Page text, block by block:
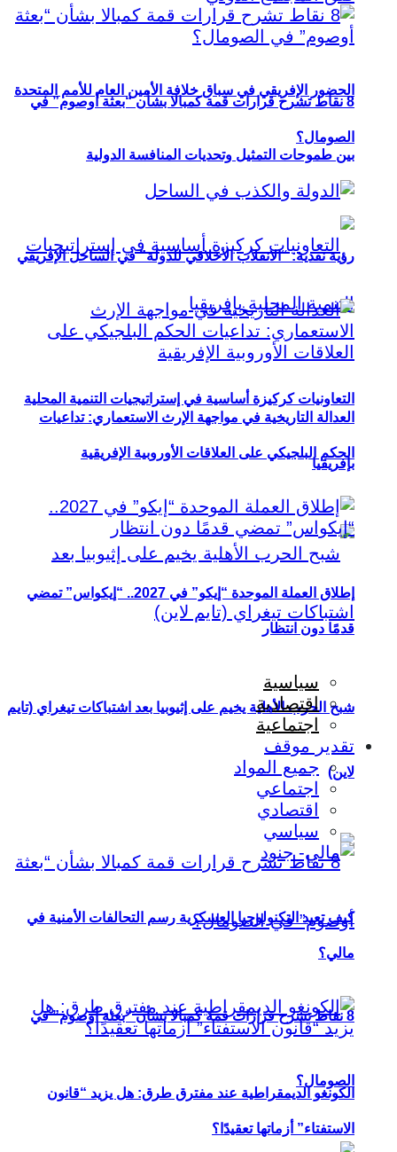
الحضور الإفريقي في سباق خلافة الأمين العام للأمم المتحدة
بين طموحات التمثيل وتحديات المنافسة الدولية
التعاونيات كركيزة أساسية في إستراتيجيات التنمية المحلية
بإفريقيا
شبح الحرب الأهلية يخيم على إثيوبيا بعد اشتباكات تيغراي (تايم
لاين)
8 نقاط تشرح قرارات قمة كمبالا بشأن “بعثة أوصوم” في
الصومال؟
8 نقاط تشرح قرارات قمة كمبالا بشأن “بعثة أوصوم” في
الصومال؟
رؤية نقدية: “الانقلاب الأخلاقي للدولة” في الساحل الإفريقي
العدالة التاريخية في مواجهة الإرث الاستعماري: تداعيات
الحكم البلجيكي على العلاقات الأوروبية الإفريقية
إطلاق العملة الموحدة “إيكو” في 2027.. “إيكواس” تمضي
قدمًا دون انتظار
سياسية
اقتصادية
اجتماعية
تقدير موقف
جميع المواد
اجتماعي
اقتصادي
سياسي
كيف تعيد التكنولوجيا العسكرية رسم التحالفات الأمنية في
مالي؟
الكونغو الديمقراطية عند مفترق طرق: هل يزيد “قانون
الاستفتاء” أزماتها تعقيدًا؟